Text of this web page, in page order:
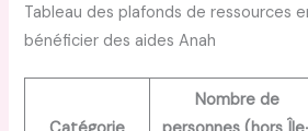
Tableau des plafonds de ressources
bénéficier des aides Anah
Nombre de